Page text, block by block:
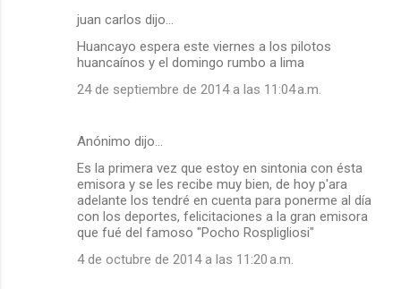
juan carlos dijo…
Huancayo espera este viernes a los pilotos
huancaínos y el domingo rumbo a lima
24 de septiembre de 2014 a las 11:04 a.m.
Anónimo dijo…
Es la primera vez que estoy en sintonia con ésta
emisora y se les recibe muy bien, de hoy p'ara
adelante los tendré en cuenta para ponerme al día
con los deportes, felicitaciones a la gran emisora
que fué del famoso "Pocho Rospligliosi"
4 de octubre de 2014 a las 11:20 a.m.